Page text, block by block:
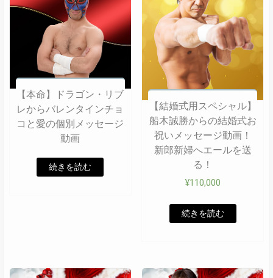
【本命】ドラゴン・リブ
レからバレンタインチョ
コと愛の個別メッセージ
動画
続きを読む
【結婚式用スペシャル】
船木誠勝からの結婚式お
祝いメッセージ動画！
新郎新婦へエールを送
る！
¥110,000
続きを読む